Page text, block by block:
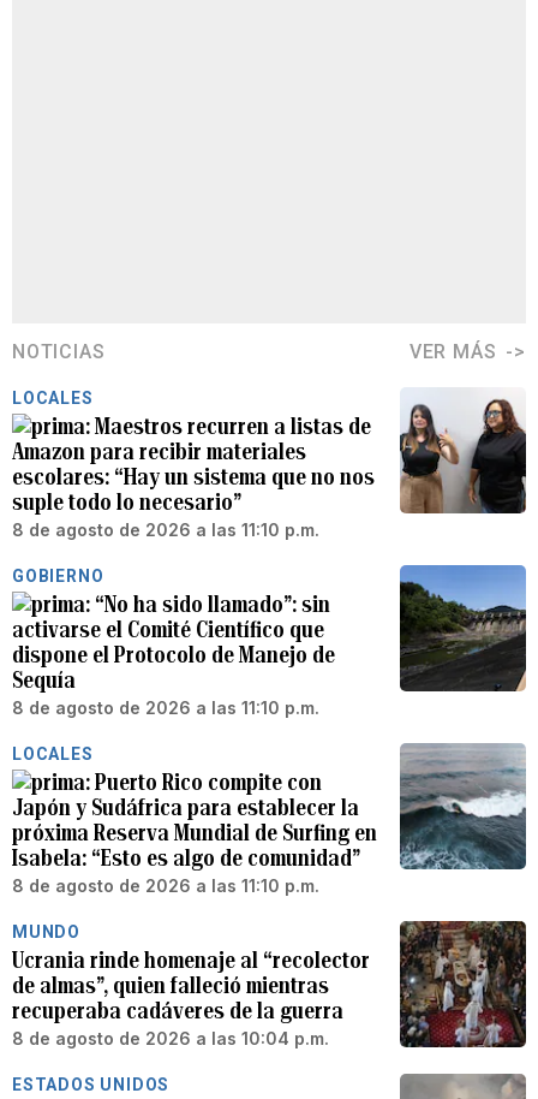
NOTICIAS VER MÁS
LOCALES
Maestros recurren a listas de
Amazon para recibir materiales
escolares: “Hay un sistema que no nos
suple todo lo necesario”
8 de agosto de 2026 a las 11:10 p.m.
GOBIERNO
“No ha sido llamado”: sin
activarse el Comité Científico que
dispone el Protocolo de Manejo de
Sequía
8 de agosto de 2026 a las 11:10 p.m.
LOCALES
Puerto Rico compite con
Japón y Sudáfrica para establecer la
próxima Reserva Mundial de Surfing en
Isabela: “Esto es algo de comunidad”
8 de agosto de 2026 a las 11:10 p.m.
MUNDO
Ucrania rinde homenaje al “recolector
de almas”, quien falleció mientras
recuperaba cadáveres de la guerra
8 de agosto de 2026 a las 10:04 p.m.
ESTADOS UNIDOS